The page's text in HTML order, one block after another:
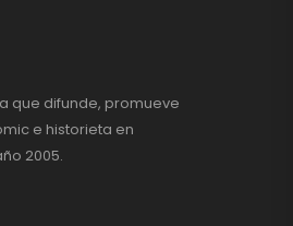
que difunde, promueve
e historieta en
2005.